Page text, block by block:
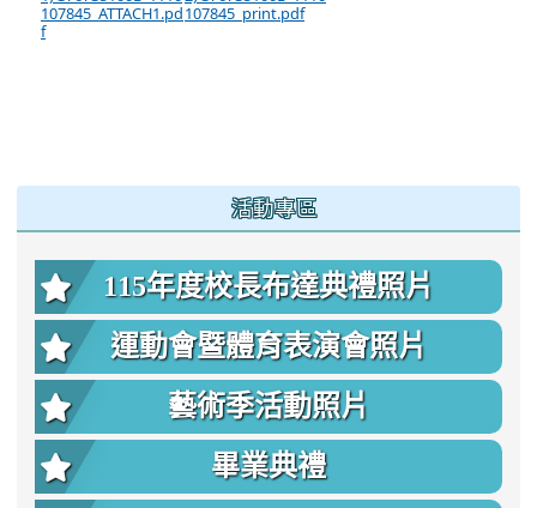
107845_ATTACH1.pd
f
107845_print.pdf
活動專區
115年度校長布達典禮照片
運動會暨體育表演會照片
藝術季活動照片
畢業典禮